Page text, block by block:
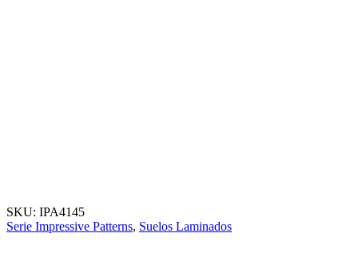
SKU: IPA4145
Serie Impressive Patterns, Suelos Laminados